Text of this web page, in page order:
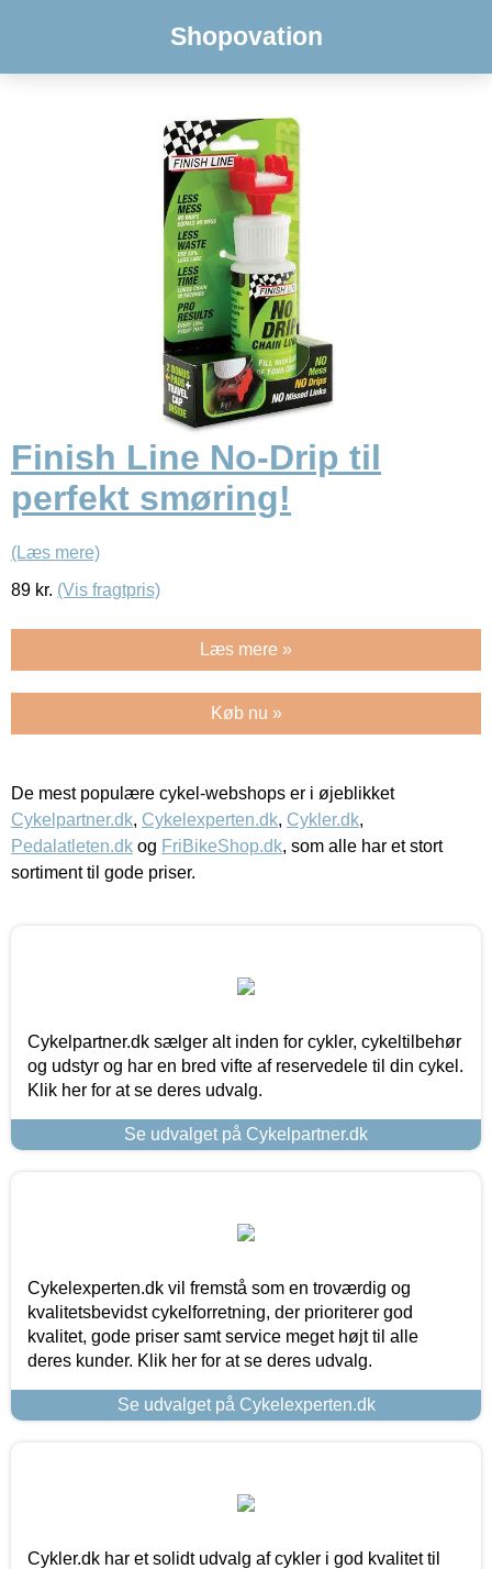
Shopovation
Finish Line No-Drip til
perfekt smøring!
(Læs mere)
89 kr. (Vis fragtpris)
Læs mere »
Køb nu »
De mest populære cykel-webshops er i øjeblikket
Cykelpartner.dk, Cykelexperten.dk, Cykler.dk,
Pedalatleten.dk og FriBikeShop.dk, som alle har et stort
sortiment til gode priser.
Cykelpartner.dk sælger alt inden for cykler, cykeltilbehør
og udstyr og har en bred vifte af reservedele til din cykel.
Klik her for at se deres udvalg.
Se udvalget på Cykelpartner.dk
Cykelexperten.dk vil fremstå som en troværdig og
kvalitetsbevidst cykelforretning, der prioriterer god
kvalitet, gode priser samt service meget højt til alle
deres kunder. Klik her for at se deres udvalg.
Se udvalget på Cykelexperten.dk
Cykler.dk har et solidt udvalg af cykler i god kvalitet til